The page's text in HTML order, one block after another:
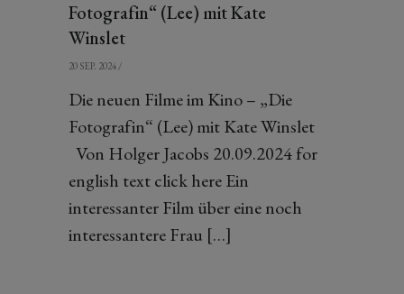
Fotografin“ (Lee) mit Kate
Winslet
20 SEP. 2024 /
Die neuen Filme im Kino – „Die
Fotografin“ (Lee) mit Kate Winslet
Von Holger Jacobs 20.09.2024 for
english text click here Ein
interessanter Film über eine noch
interessantere Frau […]